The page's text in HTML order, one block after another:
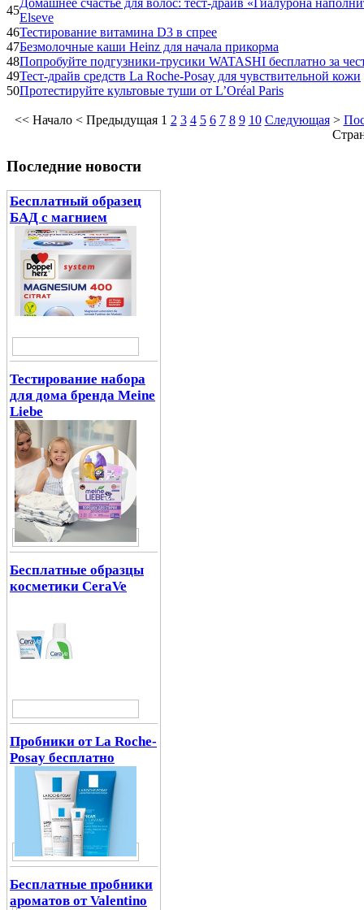
45
Elseve
46Тестирование витамина D3 в спрее
47Безмолочные каши Heinz для начала прикорма
48Попробуйте подгузники-трусики WATASHI бесплатно за
49Тест-драйв средств La Roche-Posay для чувствительной кожи
50Протестируйте культовые туши от L’Oréal Paris
<< Начало< Предыдущая 1 2 3 4 5 6 7 8 9 10 Следующая>
Последние новости
Бесплатный образец
БАД с магнием
Тестирование набора
для дома бренда Meine
Liebe
Бесплатные образцы
косметики CeraVe
Пробники от La Roche-
Posay бесплатно
Бесплатные пробники
ароматов от Valentino